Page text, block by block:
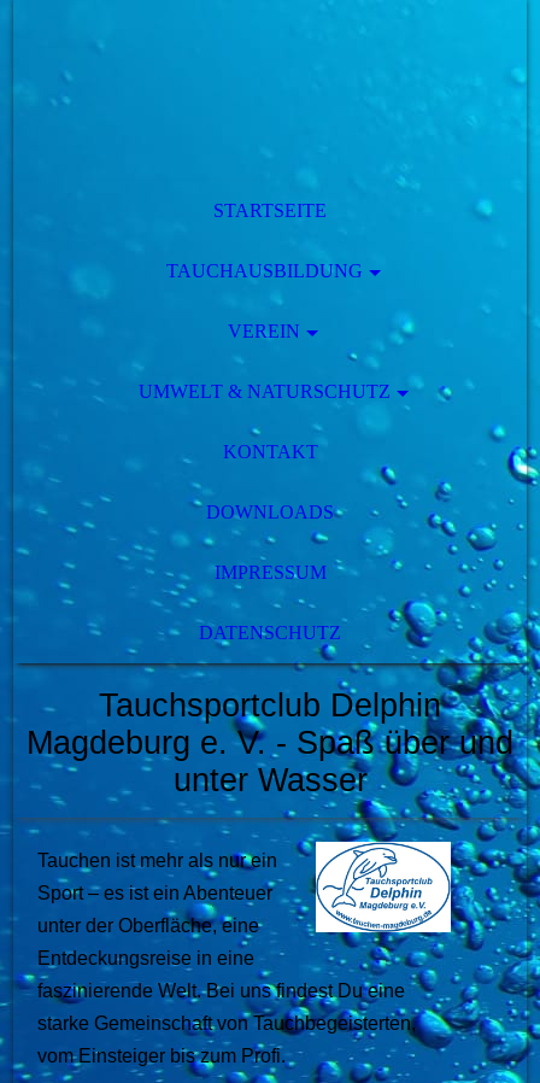
STARTSEITE
TAUCHAUSBILDUNG
VEREIN
UMWELT & NATURSCHUTZ
KONTAKT
DOWNLOADS
IMPRESSUM
DATENSCHUTZ
Tauchsportclub Delphin
Magdeburg e. V. - Spaß über und
unter Wasser
Tauchen ist mehr als nur ein
Sport – es ist ein Abenteuer
unter der Oberfläche, eine
Entdeckungsreise in eine
faszinierende Welt. Bei uns findest Du eine
starke Gemeinschaft von Tauchbegeisterten,
vom Einsteiger bis zum Profi.